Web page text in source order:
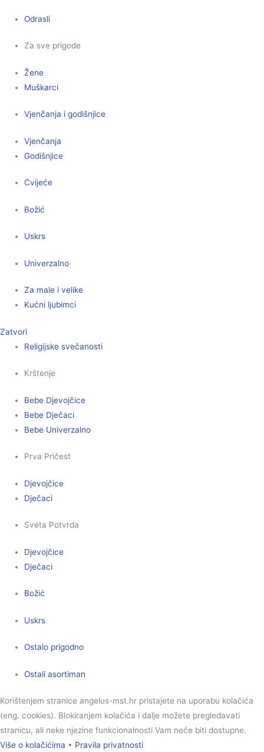
Odrasli
Za sve prigode
Žene
Muškarci
Vjenčanja i godišnjice
Vjenčanja
Godišnjice
Cvijeće
Božić
Uskrs
Univerzalno
Za male i velike
Kućni ljubimci
Zatvori
Religijske svečanosti
Krštenje
Bebe Djevojčice
Bebe Dječaci
Bebe Univerzalno
Prva Pričest
Djevojčice
Dječaci
Sveta Potvrda
Djevojčice
Dječaci
Božić
Uskrs
Ostalo prigodno
Ostali asortiman
Korištenjem stranice angelus-mst.hr pristajete na uporabu kolačića
(eng. cookies). Blokiranjem kolačića i dalje možete pregledavati
stranicu, ali neke njezine funkcionalnosti Vam neće biti dostupne.
Više o kolačićima • Pravila privatnosti